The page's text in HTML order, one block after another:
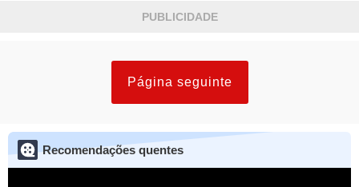
PUBLICIDADE
Página seguinte
Recomendações quentes